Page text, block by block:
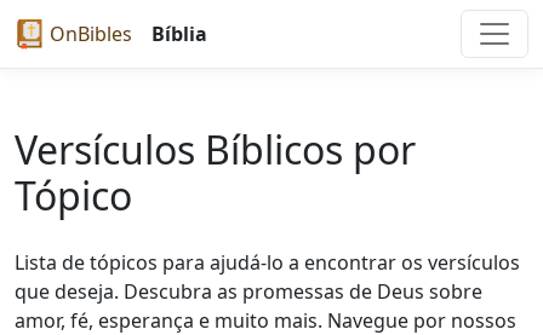
OnBibles Bíblia
Versículos Bíblicos por
Tópico
Lista de tópicos para ajudá-lo a encontrar os versículos
que deseja. Descubra as promessas de Deus sobre
amor, fé, esperança e muito mais. Navegue por nossos